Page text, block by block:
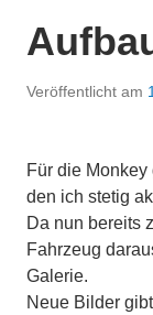
Veröffentlicht am
Für die
den ich stetig
Da nun bereits
Fahrzeug
Galerie.
Neue Bilder